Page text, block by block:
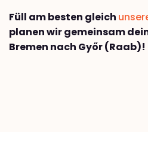
Füll am besten gleich
planen wir gemeinsam
Bremen nach Győr (Raab)!